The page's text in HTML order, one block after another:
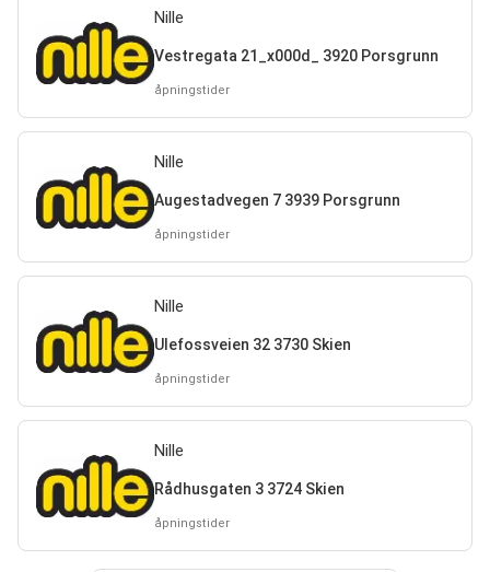
Nille
Vestregata 21_x000d_ 3920 Porsgrunn
åpningstider
Nille
Augestadvegen 7 3939 Porsgrunn
åpningstider
Nille
Ulefossveien 32 3730 Skien
åpningstider
Nille
Rådhusgaten 3 3724 Skien
åpningstider